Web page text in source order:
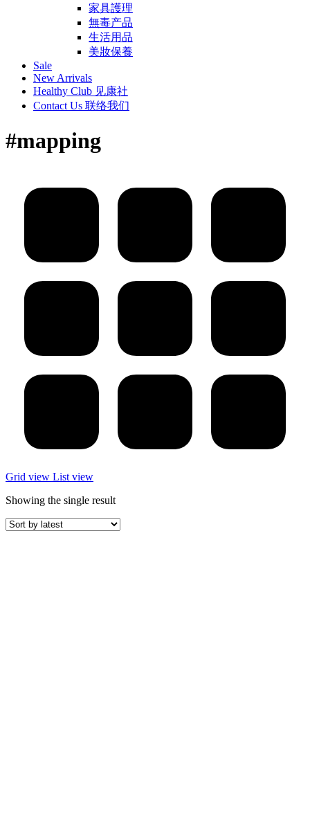
家具護理
無毒产品
生活用品
美妝保養
Sale
New Arrivals
Healthy Club 见康社
Contact Us 联络我们
#mapping
Grid view List view
Showing the single result